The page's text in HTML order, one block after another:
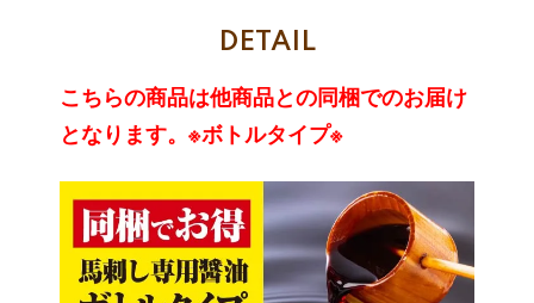
DETAIL
こちらの商品は他商品との同梱でのお届け
となります。※ボトルタイプ※